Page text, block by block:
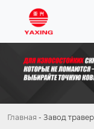
Главная - Завод